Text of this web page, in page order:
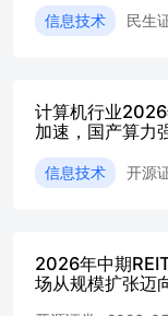
表示，
技术供给与
性扩张阶段
Token占比
理+长链执行
推理模型在
AI产业Token
动。 长上
信息技术 民生
计算机行业
加速，国产算力
信息技术 开源
2026年中期
场从规模扩张迈